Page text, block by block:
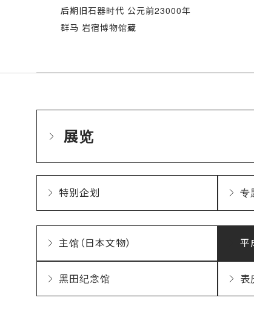
后期旧石器时代 公元前23000年
群马 岩宿博物馆藏
展览
特别企划 专
主馆（日本文物） 平
黑田纪念馆 表